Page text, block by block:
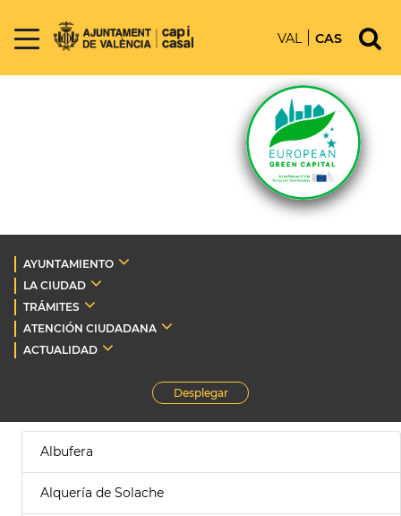
VAL CAS
AYUNTAMIENTO
LA CIUDAD
TRÁMITES
ATENCIÓN CIUDADANA
ACTUALIDAD
Desplegar
Albufera
Alquería de Solache